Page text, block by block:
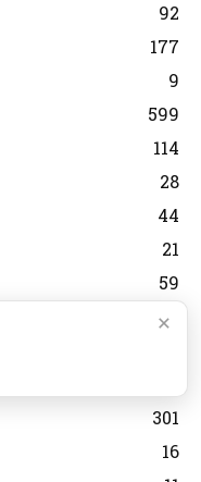
92
177
9
599
114
28
44
21
59
13
301
16
×